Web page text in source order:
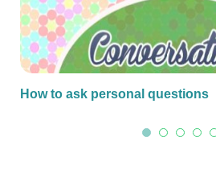
How to ask personal questions